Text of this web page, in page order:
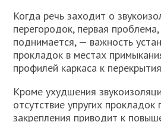
Когда речь заходит о
перегородок, первая
поднимается, — важность
прокладок в местах
профилей каркаса к
Кроме ухудшения
отсутствие упругих прокладок
закрепления приводит к